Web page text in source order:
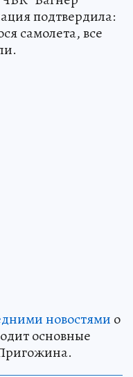
подтвердила:
самолета, все
новостями о
основные